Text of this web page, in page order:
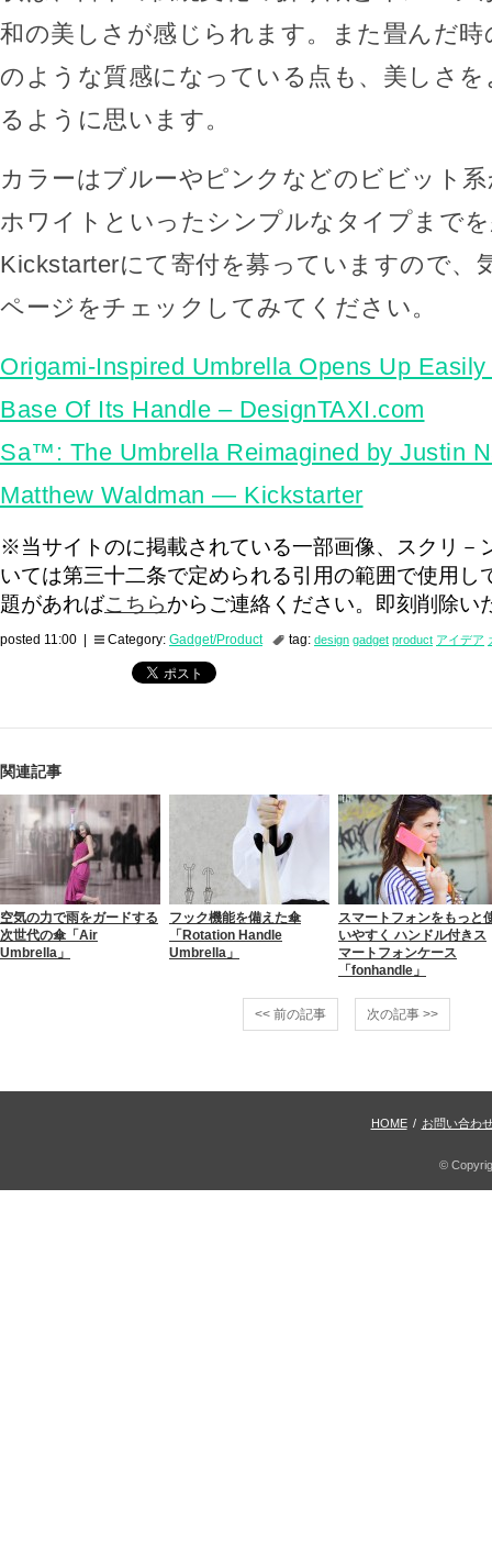
和の美しさが感じられます。また畳んだ時
のような質感になっている点も、美しさ
るように思います。
カラーはブルーやピンクなどのビビット
ホワイトといったシンプルなタイプまで
Kickstarterにて寄付を募っていますので、
ページをチェックしてみてください。
Origami-Inspired Umbrella Opens Up
Base Of Its Handle – DesignTAXI.com
Sa™: The Umbrella Reimagined by Justin
Matthew Waldman — Kickstarter
※当サイトのに掲載されている一部画像、スクリ－
いては第三十二条で定められる引用の範囲で使用し
題があればこちらからご連絡ください。即刻削除い
posted 11:00 | Category: Gadget/Product tag: design gadget product アイデア
関連記事
空気の力で雨をガードする
次世代の傘「Air
Umbrella」
フック機能を備えた傘
「Rotation Handle
Umbrella」
スマートフォンをもっと
いやすく ハンドル付きス
マートフォンケース
「fonhandle」
<< 前の記事 次の記事 >>
HOME / お問い合わ
©